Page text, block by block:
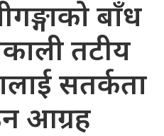
बाँध
तटीय
सतर्कता
आग्रह